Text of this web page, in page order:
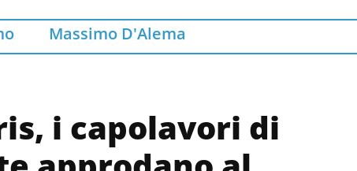
Massimo D'Alema
i capolavori di